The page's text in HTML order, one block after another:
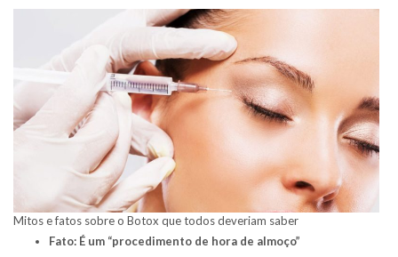
Mitos e fatos sobre o Botox que todos deveriam saber
Fato: É um “procedimento de hora de almoço”